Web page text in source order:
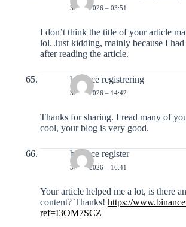
30-01-2026 – 03:51
I don’t think the title of your article
lol. Just kidding, mainly because I had
after reading the article.
binance registrering
30-01-2026 – 14:42
Thanks for sharing. I read many of
cool, your blog is very good.
binance register
30-01-2026 – 16:41
Your article helped me a lot, is there
content? Thanks! https://
ref=I3OM7SCZ